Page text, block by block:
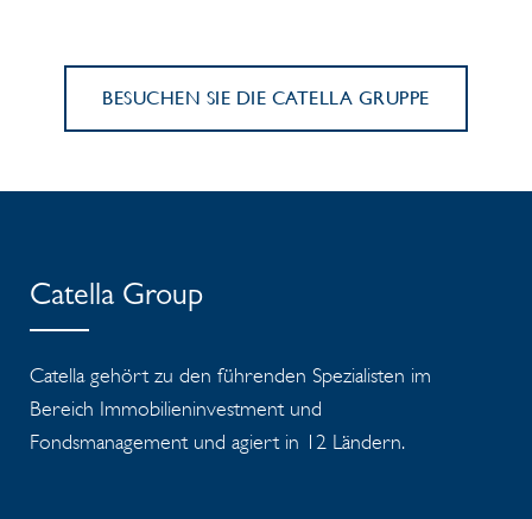
BESUCHEN SIE DIE CATELLA GRUPPE
Catella Group
Catella gehört zu den führenden Spezialisten im
Bereich Immobilieninvestment und
Fondsmanagement und agiert in 12 Ländern.